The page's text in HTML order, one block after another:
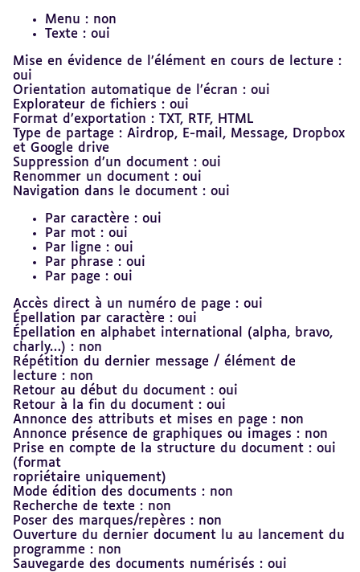
Menu : non
Texte : oui
Mise en évidence de l’élément en cours de lecture :
oui
Orientation automatique de l’écran : oui
Explorateur de fichiers : oui
Format d’exportation : TXT, RTF, HTML
Type de partage : Airdrop, E-mail, Message, Dropbox
et Google drive
Suppression d’un document : oui
Renommer un document : oui
Navigation dans le document : oui
Par caractère : oui
Par mot : oui
Par ligne : oui
Par phrase : oui
Par page : oui
Accès direct à un numéro de page : oui
Épellation par caractère : oui
Épellation en alphabet international (alpha, bravo,
charly…) : non
Répétition du dernier message / élément de
lecture : non
Retour au début du document : oui
Retour à la fin du document : oui
Annonce des attributs et mises en page : non
Annonce présence de graphiques ou images : non
Prise en compte de la structure du document : oui
(format
ropriétaire uniquement)
Mode édition des documents : non
Recherche de texte : non
Poser des marques/repères : non
Ouverture du dernier document lu au lancement du
programme : non
Sauvegarde des documents numérisés : oui